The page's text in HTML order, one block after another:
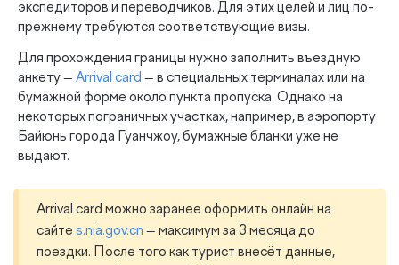
экспедиторов и переводчиков. Для этих целей и лиц по-
прежнему требуются соответствующие визы.
Для прохождения границы нужно заполнить въездную
анкету — Arrival card — в специальных терминалах или на
бумажной форме около пункта пропуска. Однако на
некоторых пограничных участках, например, в аэропорту
Байюнь города Гуанчжоу, бумажные бланки уже не
выдают.
Arrival card можно заранее оформить онлайн на
сайте s.nia.gov.cn — максимум за 3 месяца до
поездки. После того как турист внесёт данные,